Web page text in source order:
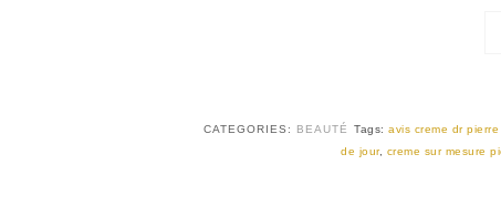
CATEGORIES: BEAUTÉ Tags:avis creme dr pierre
de jour, creme sur mesure